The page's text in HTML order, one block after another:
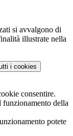
si avvalgono di
illustrate nella
i cookies
consentire.
funzionamento della
potete